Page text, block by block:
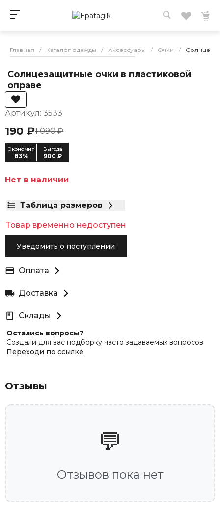
Главная / Каталог одежды / Аксессуары / Очки /
Солнцезащитные очки в пластиковой
оправе
Артикул: 3533
190 ₽1 090 ₽
Экономия
83%
Выгода
900 ₽
Нет в наличии
Таблица размеров
Товар временно недоступен
Уведомить о поступлении
Оплата
Доставка
Склады
Остались вопросы?
Создали для вас подборку часто задаваемых вопросов.
Переходи по ссылке.
Отзывы
💬
Отзывов пока нет